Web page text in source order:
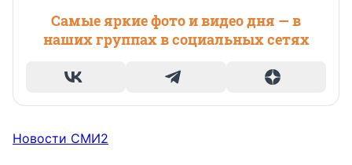
Самые яркие фото и видео дня — в
наших группах в социальных сетях
Новости СМИ2